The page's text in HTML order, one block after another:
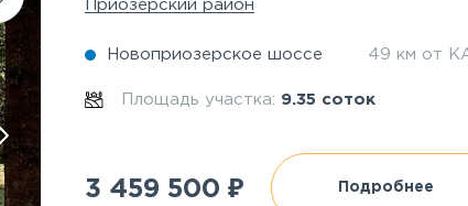
Приозерский район
Новоприозерское шоссе 49 км от
Площадь участка: 9.35 соток
3 459 500 ₽ Подробнее